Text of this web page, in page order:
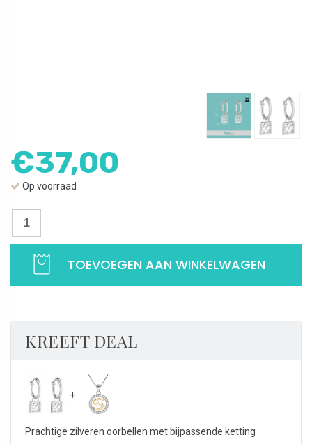
€37,00
Op voorraad
Oorbellen
925
aantal
TOEVOEGEN AAN WINKELWAGEN
KREEFT DEAL
Prachtige zilveren oorbellen met bijpassende ketting